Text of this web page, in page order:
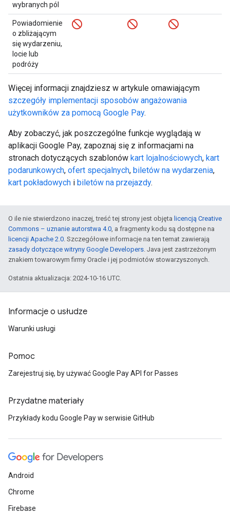
wybranych pól
Powiadomienie
o zbliżającym
się wydarzeniu,
locie lub
podróży
Więcej informacji znajdziesz w artykule omawiającym
szczegóły implementacji sposobów angażowania
użytkowników za pomocą Google Pay.
Aby zobaczyć, jak poszczególne funkcje wyglądają w
aplikacji Google Pay, zapoznaj się z informacjami na
stronach dotyczących szablonów kart lojalnościowych, kart
podarunkowych, ofert specjalnych, biletów na wydarzenia,
kart pokładowych i biletów na przejazdy.
O ile nie stwierdzono inaczej, treść tej strony jest objęta licencją Creative
Commons – uznanie autorstwa 4.0, a fragmenty kodu są dostępne na
licencji Apache 2.0. Szczegółowe informacje na ten temat zawierają
zasady dotyczące witryny Google Developers. Java jest zastrzeżonym
znakiem towarowym firmy Oracle i jej podmiotów stowarzyszonych.
Ostatnia aktualizacja: 2024-10-16 UTC.
Informacje o usłudze
Warunki usługi
Pomoc
Zarejestruj się, by używać Google Pay API for Passes
Przydatne materiały
Przykłady kodu Google Pay w serwisie GitHub
Android
Chrome
Firebase